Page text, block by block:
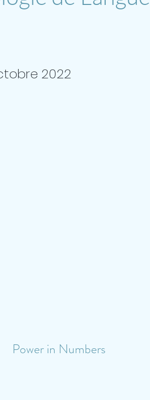
2022
Power in Numbers